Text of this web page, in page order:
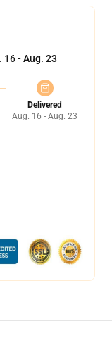
16 - Aug. 23
Delivered
Aug. 16 - Aug. 23